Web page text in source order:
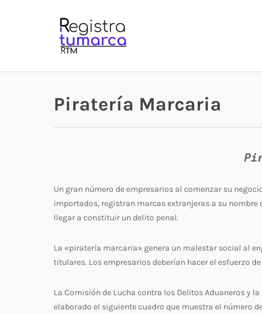
Piratería Marcaria
Un gran número de empresarios al comenzar su
importados, registran marcas extranjeras a su
llegar a constituir un delito penal.
La «piratería marcaria» genera un malestar social al
titulares. Los empresarios deberían hacer el esfuerzo
La Comisión de Lucha contra los Delitos Aduaneros y
elaborado el siguiente cuadro que muestra el número